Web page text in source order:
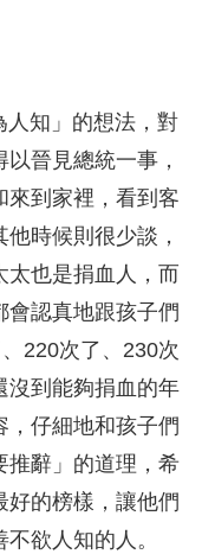
知」的想法，對
晉見總統一事，
來到家裡，看到客
時候則很少談，
太也是捐血人，而
會認真地跟孩子們
220次了、230次
到能夠捐血的年
，仔細地和孩子們
推辭」的道理，希
好的榜樣，讓他們
欲人知的人。